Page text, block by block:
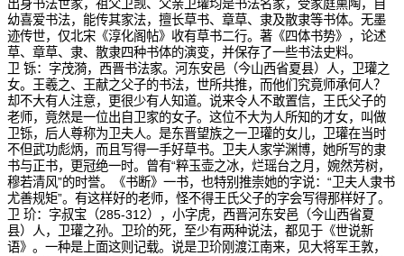
出身书法世家，祖父卫觊、父亲卫瓘均是书法名家，受家庭熏陶，自
幼喜爱书法，能传其家法，擅长草书、章草、隶及散隶等书体。无墨
迹传世，仅北宋《淳化阁帖》收有草书二行。著《四体书势》，论述
草、章草、隶、散隶四种书体的演变，并保存了一些书法史料。
卫 铄：字茂漪，西晋书法家。河东安邑（今山西省夏县）人，卫瓘之
女。王羲之、王献之父子的书法，世所共推，而他们究竟师承何人？
却不大有人注意，更很少有人知道。说来令人不敢置信，王氏父子的
老师，竟然是一位出自卫家的女子。这位不大为人所知的才女，叫做
卫铄，后人尊称为卫夫人。是东晋望族之一卫瓘的女儿，卫瓘在当时
不但武功彪炳，而且写得一手好草书。卫夫人家学渊博，她所写的隶
书与正书，更冠绝一时。曾有“粹玉壶之冰，烂瑶台之月，婉然芳树，
穆若清风”的时誉。《书断》一书，也特别推崇她的字说：“卫夫人隶书
尤善规矩”。有这样好的老师，怪不得王氏父子的字会写得那样好了。
卫 玠：字叔宝（285-312），小字虎，西晋河东安邑（今山西省夏
县）人，卫瓘之孙。卫玠的死，至少有两种说法，都见于《世说新
语》。一种是上面这则记载。说是卫玠刚渡江南来，见大将军王敦，